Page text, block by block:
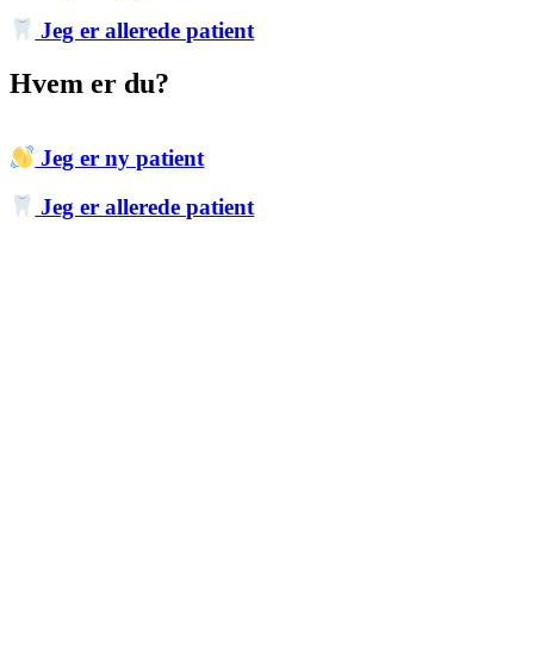
Jeg er allerede patient
Hvem er du?
Jeg er ny patient
Jeg er allerede patient